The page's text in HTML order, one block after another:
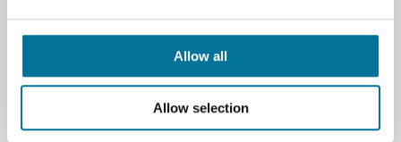
Allow all
Allow selection
Vordere Nierenhälfte
Vordere Harnblasenhälfte
Lieferung mit 3B Torso-Guide